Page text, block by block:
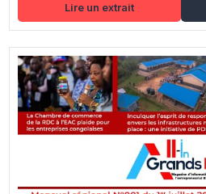
Lire un extrait